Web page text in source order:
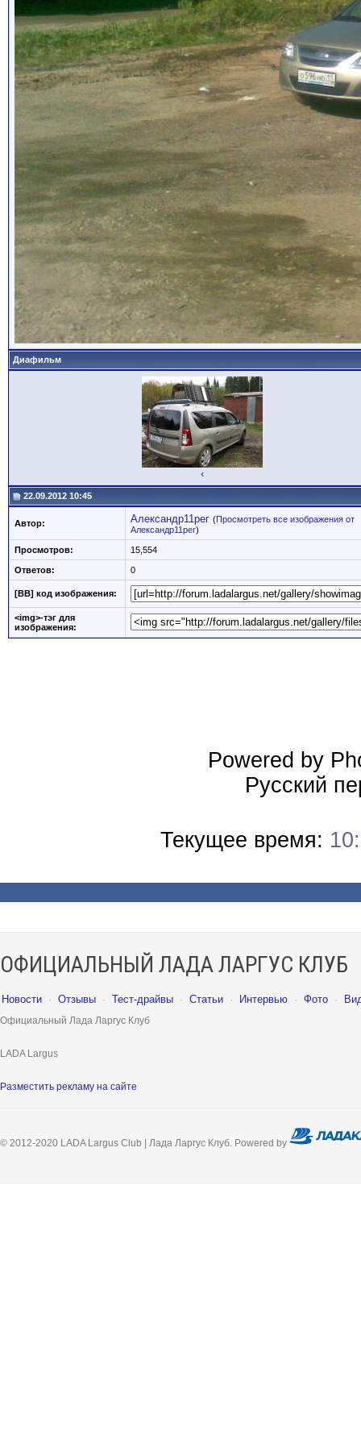
Диафильм
‹
22.09.2012 10:45
Автор: Александр11рег (Просмотреть все изображения от
Александр11рег)
Просмотров: 15,554
Ответов: 0
[BB] код изображения:
<img>-тэг для
изображения:
Powered by
Русский
Текущее время:
ОФИЦИАЛЬНЫЙ ЛАДА ЛАРГУС КЛУБ
Новости · Отзывы · Тест-драйвы · Статьи · Интервью · Фото ·
Официальный Лада Ларгус Клуб
LADA Largus
Разместить рекламу на сайте
© 2012-2020 LADA Largus Club | Лада Ларгус Клуб. Powered by